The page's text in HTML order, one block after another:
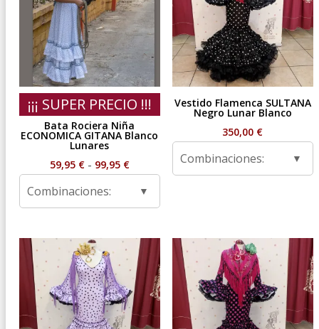
¡¡¡ SUPER PRECIO !!!
Bata Rociera Niña
ECONOMICA GITANA Blanco
Lunares
59,95 € - 99,95 €Rango
59,95 €
hasta
99,95 €
Combinaciones:
Vestido Flamenca SULTANA
Negro Lunar Blanco
350,00 €
Combinaciones: